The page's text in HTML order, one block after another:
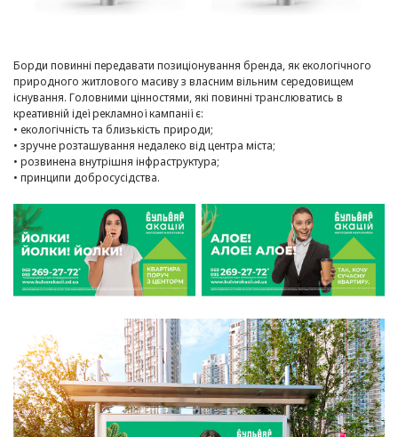
Борди повинні передавати позиціонування бренда, як екологічного
природного житлового масиву з власним вільним середовищем
існування. Головними цінностями, які повинні транслюватись в
креативній ідеї рекламної кампанії є:
• екологічність та близькість природи;
• зручне розташування недалеко від центра міста;
• розвинена внутрішня інфраструктура;
• принципи добросусідства.